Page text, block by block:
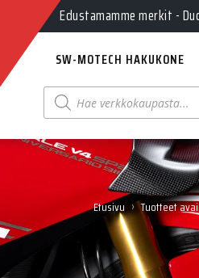
Edustamamme merkit -
SW-MOTECH HAKUKONE
Products
search
Etusivu › Tuotteet